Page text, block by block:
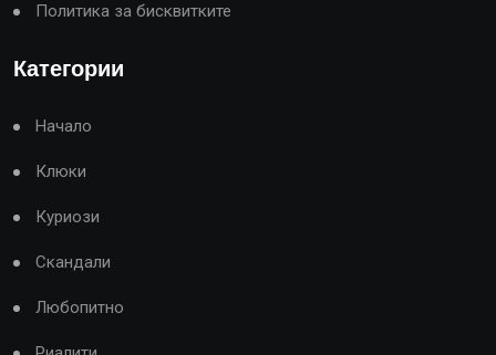
Политика за бисквитките
Категории
Начало
Клюки
Куриози
Скандали
Любопитно